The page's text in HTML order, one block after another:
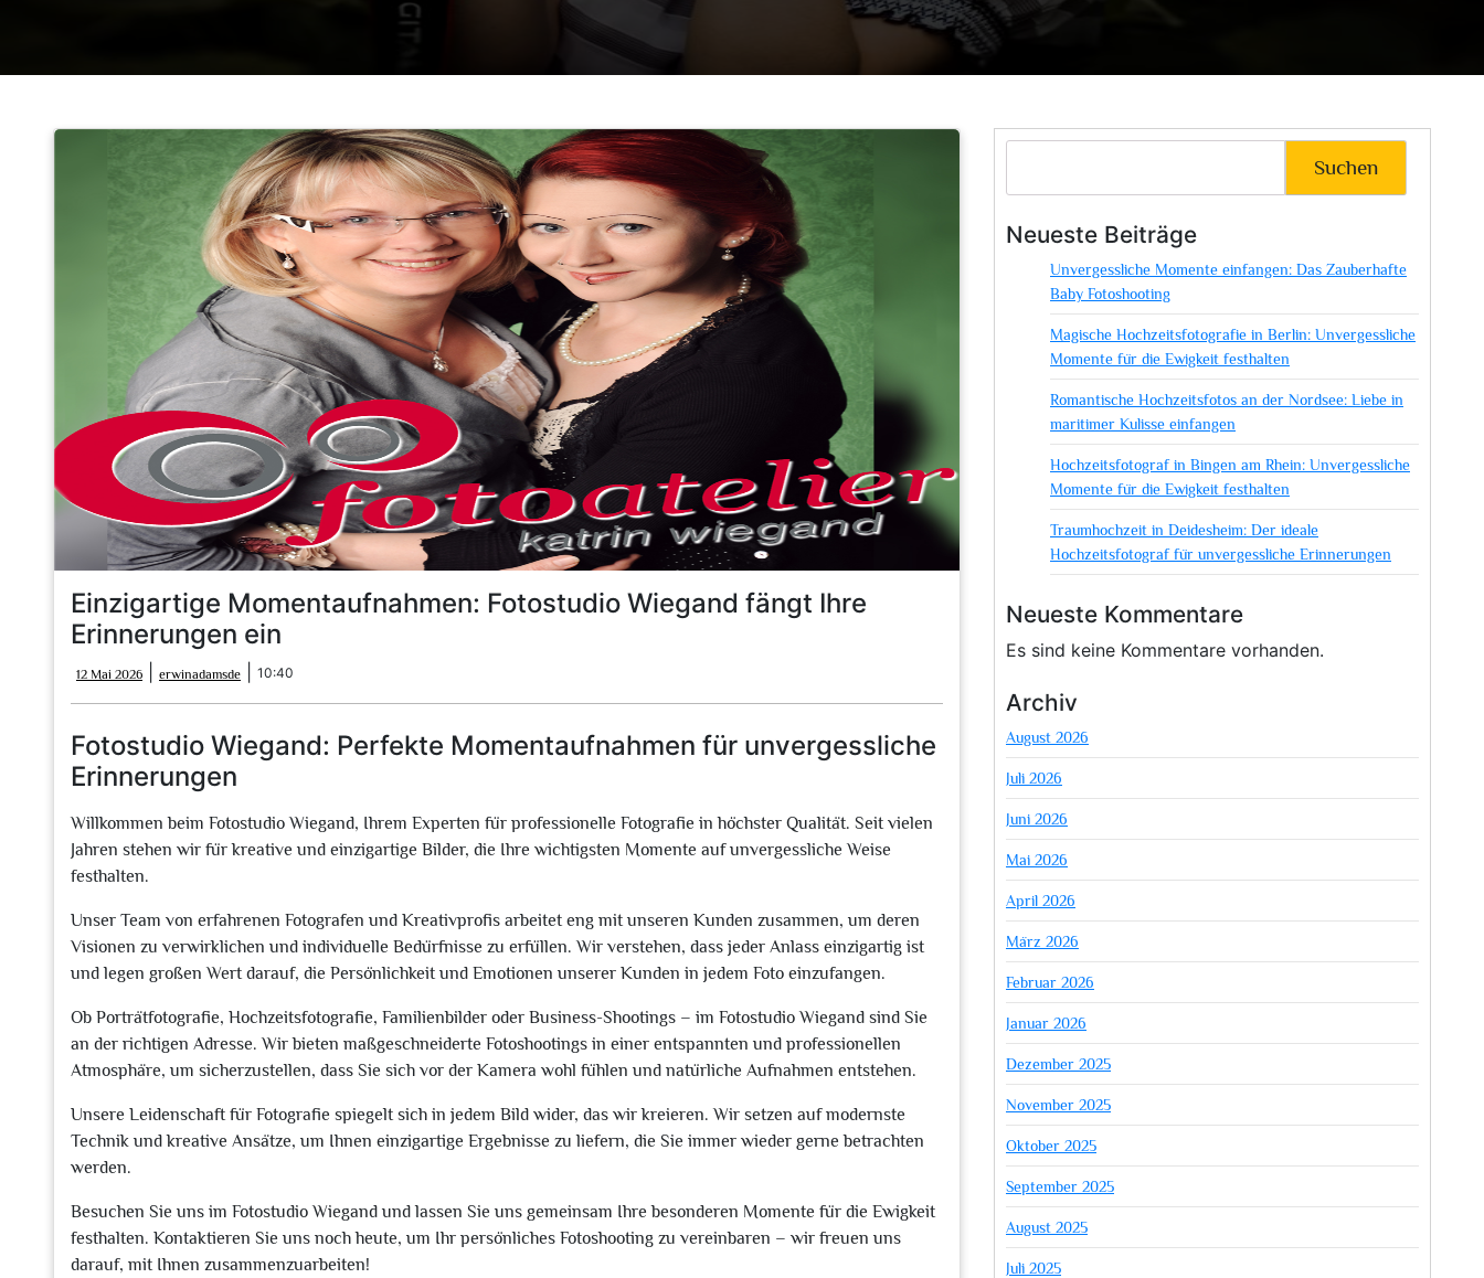
Einzigartige Momentaufnahmen: Fotostudio Wiegand fängt Ihre
Erinnerungen ein
12 Mai 2026
Mai
2026
erwinadamsde erwinadamsde
10:40
Fotostudio Wiegand: Perfekte Momentaufnahmen für unvergessliche
Erinnerungen
Willkommen beim Fotostudio Wiegand, Ihrem Experten für professionelle Fotografie in höchster Qualität. Seit vielen
Jahren stehen wir für kreative und einzigartige Bilder, die Ihre wichtigsten Momente auf unvergessliche Weise
festhalten.
Unser Team von erfahrenen Fotografen und Kreativprofis arbeitet eng mit unseren Kunden zusammen, um deren
Visionen zu verwirklichen und individuelle Bedürfnisse zu erfüllen. Wir verstehen, dass jeder Anlass einzigartig ist
und legen großen Wert darauf, die Persönlichkeit und Emotionen unserer Kunden in jedem Foto einzufangen.
Ob Porträtfotografie, Hochzeitsfotografie, Familienbilder oder Business-Shootings – im Fotostudio Wiegand sind Sie
an der richtigen Adresse. Wir bieten maßgeschneiderte Fotoshootings in einer entspannten und professionellen
Atmosphäre, um sicherzustellen, dass Sie sich vor der Kamera wohl fühlen und natürliche Aufnahmen entstehen.
Unsere Leidenschaft für Fotografie spiegelt sich in jedem Bild wider, das wir kreieren. Wir setzen auf modernste
Technik und kreative Ansätze, um Ihnen einzigartige Ergebnisse zu liefern, die Sie immer wieder gerne betrachten
werden.
Besuchen Sie uns im Fotostudio Wiegand und lassen Sie uns gemeinsam Ihre besonderen Momente für die Ewigkeit
festhalten. Kontaktieren Sie uns noch heute, um Ihr persönliches Fotoshooting zu vereinbaren – wir freuen uns
darauf, mit Ihnen zusammenzuarbeiten!
Suchen
Neueste Beiträge
Unvergessliche Momente einfangen: Das Zauberhafte
Baby Fotoshooting
Magische Hochzeitsfotografie in Berlin: Unvergessliche
Momente für die Ewigkeit festhalten
Romantische Hochzeitsfotos an der Nordsee: Liebe in
maritimer Kulisse einfangen
Hochzeitsfotograf in Bingen am Rhein: Unvergessliche
Momente für die Ewigkeit festhalten
Traumhochzeit in Deidesheim: Der ideale
Hochzeitsfotograf für unvergessliche Erinnerungen
Neueste Kommentare
Es sind keine Kommentare vorhanden.
Archiv
August 2026
Juli 2026
Juni 2026
Mai 2026
April 2026
März 2026
Februar 2026
Januar 2026
Dezember 2025
November 2025
Oktober 2025
September 2025
August 2025
Juli 2025